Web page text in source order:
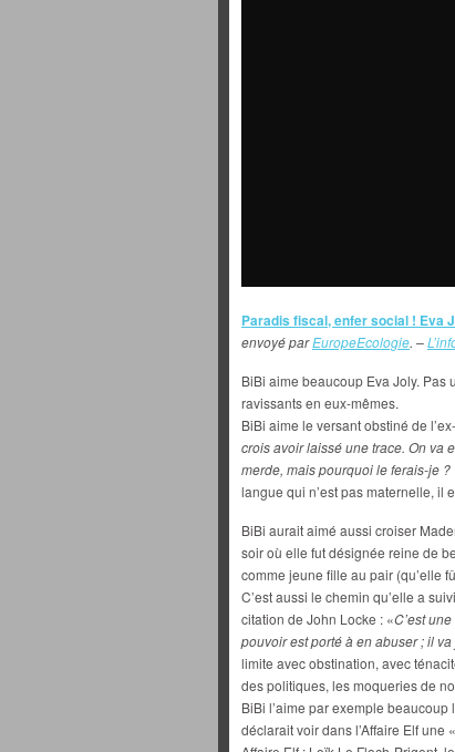
Paradis fiscal, enfer social ! Eva
envoyé parEuropeEcologie. –
BiBi aime beaucoup Eva Joly.
ravissants en eux-mêmes.
BiBi aime le versant obstiné de
crois avoir laissé une trace. On va
merde, mais pourquoi le ferais-je ?
langue qui n’est pas maternelle, il
BiBi aurait aimé aussi croiser
soir où elle fut désignée reine de
comme jeune fille au pair (qu’elle
C’est aussi le chemin qu’elle a
citation de John Locke : «C’est
pouvoir est porté à en abuser ; il
limite avec obstination, avec
des politiques, les moqueries de
BiBi l’aime par exemple beaucoup
déclarait voir dans l’Affaire Elf une «